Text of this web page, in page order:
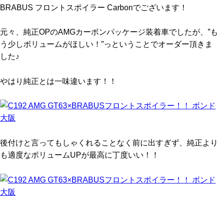
BRABUS フロントスポイラー Carbonでございます！
元々、純正OPのAMGカーボンパッケージ装着車でしたが、”も
う少しボリュームがほしい！”っということでオーダー頂きま
した♪
やはり純正とは一味違います！！
後付けと言ってもしゃくれることなく前に出すぎず、純正より
も適度なボリュームUPが最高に丁度いい！！